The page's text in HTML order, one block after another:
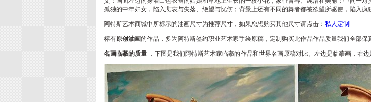
孤独的中年妇女，陷入悲哀与失落、绝望与忧伤；背景上还有不同的舞者都被欲望所驱使，陷入疯
阿特斯艺术商城中所标示的油画尺寸为推荐尺寸，如果您想购买其他尺寸请点击： 私人定制
标有原创油画的作品，多为阿特斯签约职业艺术家手绘原稿，定制购买此作品作品质量我们全部保
名画临摹的质量 ，下图是我们阿特斯艺术家临摹的作品和世界名画原稿对比。左边是临摹画，右边